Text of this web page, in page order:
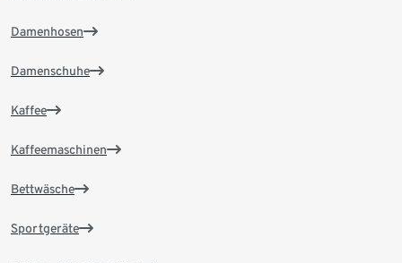
Damenhosen
Damenschuhe
Kaffee
Kaffeemaschinen
Bettwäsche
Sportgeräte